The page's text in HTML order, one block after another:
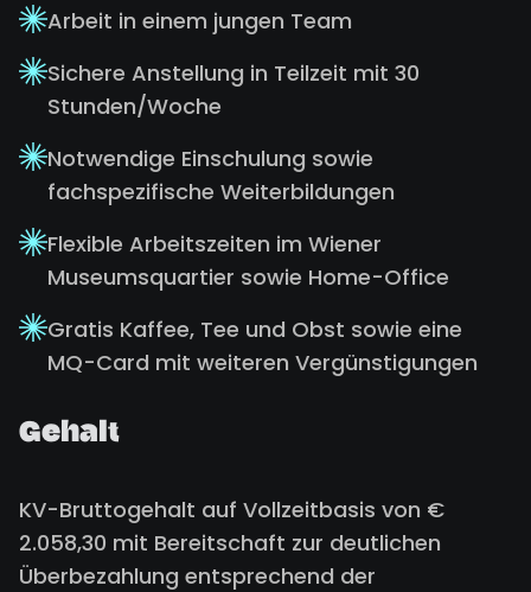
Arbeit in einem jungen Team
Sichere Anstellung in Teilzeit mit 30
Stunden/Woche
Notwendige Einschulung sowie
fachspezifische Weiterbildungen
Flexible Arbeitszeiten im Wiener
Museumsquartier sowie Home-Office
Gratis Kaffee, Tee und Obst sowie eine
MQ-Card mit weiteren Vergünstigungen
Gehalt
KV-Bruttogehalt auf Vollzeitbasis von €
2.058,30 mit Bereitschaft zur deutlichen
Überbezahlung entsprechend der